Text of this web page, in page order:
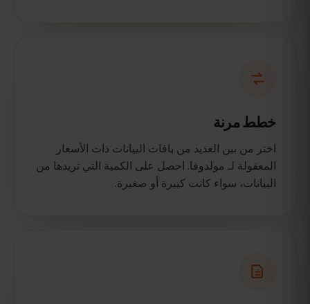
خطط مرنة
اختر من بين العديد من باقات البيانات ذات الأسعار
المعقولة لـ مولدوفا. احصل على الكمية التي تريدها من
البيانات، سواء كانت كبيرة أو صغيرة.